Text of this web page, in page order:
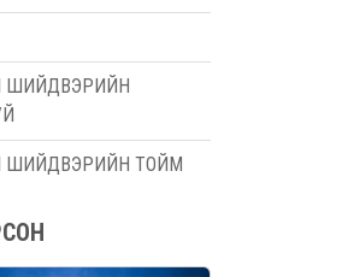
ШИЙДВЭРИЙН
ШИЙДВЭРИЙН ТОЙМ